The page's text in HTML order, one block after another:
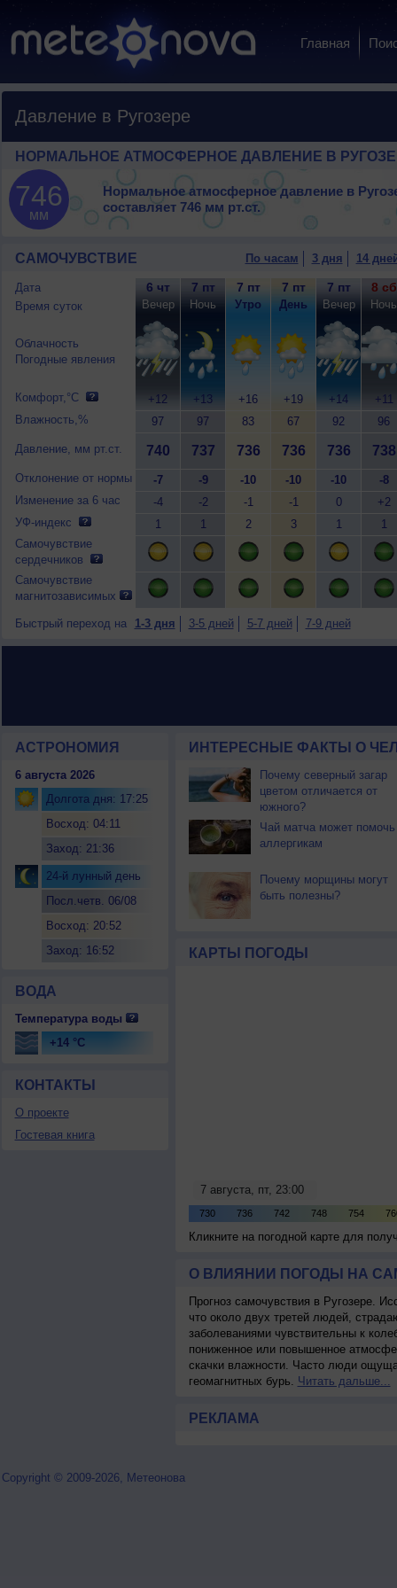
Главная
Давление в Ругозере
НОРМАЛЬНОЕ АТМОСФЕРНОЕ ДАВЛЕНИЕ В
746
мм
Нормальное атмосферное давление в
составляет 746 мм рт.ст.
САМОЧУВСТВИЕ По часам 3 дня 14
Дата
Время суток
Облачность
Погодные явления
Комфорт,°C
Влажность,%
Давление, мм рт.ст.
Отклонение от нормы
Изменение за 6 час
УФ-индекс
Самочувствие
сердечников
Самочувствие
магнитозависимых
6 чт
Вечер
+12
97
740
-7
-4
1
7 пт
Ночь
+13
97
737
-9
-2
1
7 пт
Утро
+16
83
736
-10
-1
2
7 пт
День
+19
67
736
-10
-1
3
7 пт
Вечер
+14
92
736
-10
0
1
8 сб
Ночь
+11
96
738
-8
+2
1
Быстрый переход на 1-3 дня 3-5 дней 5-7 дней 7-9 дней
АСТРОНОМИЯ
6 августа 2026
Долгота дня: 17:25
Восход: 04:11
Заход: 21:36
24-й лунный день
Посл.четв. 06/08
Восход: 20:52
Заход: 16:52
ВОДА
Температура воды
+14 °C
КОНТАКТЫ
О проекте
Гостевая книга
ИНТЕРЕСНЫЕ ФАКТЫ О
Почему северный загар
цветом отличается от
южного?
Чай матча может помочь
аллергикам
Почему морщины могут
быть полезны?
КАРТЫ ПОГОДЫ
Кликните на погодной карте для
О ВЛИЯНИИ ПОГОДЫ НА
Прогноз самочувствия в Ругозере.
что около двух третей людей,
заболеваниями чувствительны к
пониженное или повышенное
скачки влажности. Часто люди
геомагнитных бурь. Читать дальше...
РЕКЛАМА
Copyright © 2009-2026, Метеонова